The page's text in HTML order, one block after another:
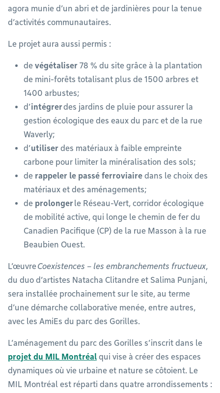
agora munie d’un abri et de jardinières pour la tenue
d’activités communautaires.
Le projet aura aussi permis :
de végétaliser 78 % du site grâce à la plantation
de mini-forêts totalisant plus de 1500 arbres et
1400 arbustes;
d’intégrerdes jardins de pluie pour assurer la
gestion écologique des eaux du parc et de la rue
Waverly;
d’utiliser des matériaux à faible empreinte
carbone pour limiter la minéralisation des sols;
de rappeler le passé ferroviaire dans le choix des
matériaux et des aménagements;
de prolongerle Réseau-Vert, corridor écologique
de mobilité active, qui longe le chemin de fer du
Canadien Pacifique (CP) de la rue Masson à la rue
Beaubien Ouest.
L’œuvreCoexistences – les embranchements fructueux,
du duo d’artistes Natacha Clitandre et Salima Punjani,
sera installée prochainement sur le site, au terme
d’une démarche collaborative menée, entre autres,
avec les AmiEs du parc des Gorilles.
L’aménagement du parc des Gorilles s’inscrit dans le
projet du MIL Montréal qui vise à créer des espaces
dynamiques où vie urbaine et nature se côtoient. Le
MIL Montréal est réparti dans quatre arrondissements :